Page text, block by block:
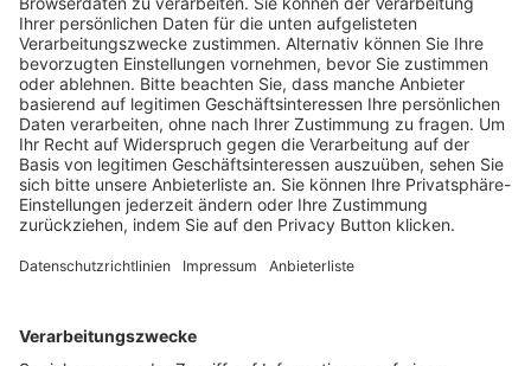
Trainerausbildung
Schulungsangebot Vereinsmitarbeiter
BFV-Geschäftsstellen
Trainerbörse
Login SpielPlus
FOLGE DEM BFV